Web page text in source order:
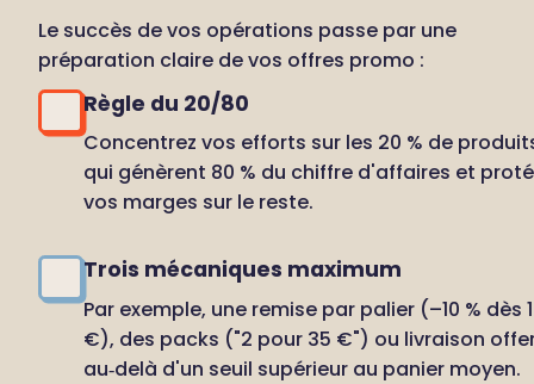
Le succès de vos opérations passe par une
préparation claire de vos offres promo :
Règle du 20/80
Concentrez vos efforts sur les 20 % de
qui génèrent 80 % du chiffre d'affaires et
vos marges sur le reste.
Trois mécaniques maximum
Par exemple, une remise par palier (–10 % dès
€), des packs ("2 pour 35 €") ou livraison
au‑delà d'un seuil supérieur au panier moyen.